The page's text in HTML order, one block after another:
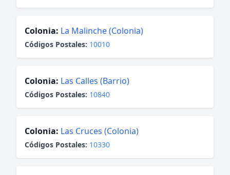
Colonia: La Malinche (Colonia)
Códigos Postales: 10010
Colonia: Las Calles (Barrio)
Códigos Postales: 10840
Colonia: Las Cruces (Colonia)
Códigos Postales: 10330